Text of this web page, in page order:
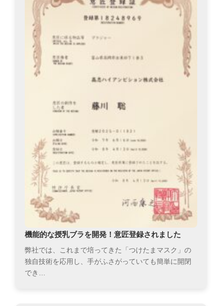
機能的な授乳ブラを開発！意匠登録されました
弊社では、これまで培ってきた「つけたまマスク」の
独自技術を応用し、手がふさがっていても簡単に開閉
でき…